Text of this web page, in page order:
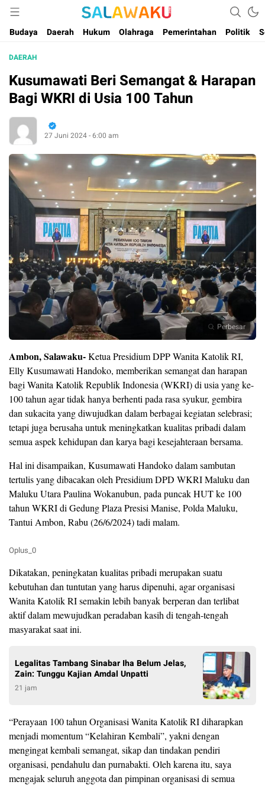
Salawaku Maluku
Salam dan Warta Anak Maluku
Budaya
Daerah Hukum Olahraga Pemerintahan Politik
DAERAH
Kusumawati Beri Semangat & Harapan
Bagi WKRI di Usia 100 Tahun
27 Juni 2024 - 6:00 am
Perbesar
Ambon, Salawaku-Ketua Presidium DPP Wanita Katolik RI,
Elly Kusumawati Handoko, memberikan semangat dan harapan
bagi Wanita Katolik Republik Indonesia (WKRI) di usia yang ke-
100 tahun agar tidak hanya berhenti pada rasa syukur, gembira
dan sukacita yang diwujudkan dalam berbagai kegiatan selebrasi;
tetapi juga berusaha untuk meningkatkan kualitas pribadi dalam
semua aspek kehidupan dan karya bagi kesejahteraan bersama.
Hal ini disampaikan, Kusumawati Handoko dalam sambutan
tertulis yang dibacakan oleh Presidium DPD WKRI Maluku dan
Maluku Utara Paulina Wokanubun, pada puncak HUT ke 100
tahun WKRI di Gedung Plaza Presisi Manise, Polda Maluku,
Tantui Ambon, Rabu (26/6/2024) tadi malam.
Oplus_0
Dikatakan, peningkatan kualitas pribadi merupakan suatu
kebutuhan dan tuntutan yang harus dipenuhi, agar organisasi
Wanita Katolik RI semakin lebih banyak berperan dan terlibat
aktif dalam mewujudkan peradaban kasih di tengah-tengah
masyarakat saat ini.
Legalitas Tambang Sinabar Iha Belum Jelas,
Zain: Tunggu Kajian Amdal Unpatti
21 jam
“Perayaan 100 tahun Organisasi Wanita Katolik RI diharapkan
menjadi momentum “Kelahiran Kembali”, yakni dengan
mengingat kembali semangat, sikap dan tindakan pendiri
organisasi, pendahulu dan purnabakti. Oleh karena itu, saya
mengajak seluruh anggota dan pimpinan organisasi di semua